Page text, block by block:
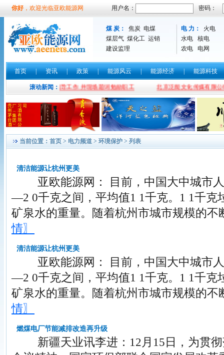
你好，欢迎光临亚欧能源网 用户名： 密码：
煤 炭： 焦炭 电煤
煤层气 煤化工 运销
建设监理
电 力：
火电
水电
核电
农电
电网
首页 | 资讯 | 政策 | 能源风云 | 能源经济 | 能源科技
滚动新闻：
亚欧能源网指导工作 并现场题词勉励职工 北京泛能文化传媒有限公司
当前位置： 首页 > 电力频道 > 环境保护 > 列表
清洁能源让杭州更美
亚欧能源网： 目前，中国大中城市人
—2 0千克之间，平均值1 1千克。1 1千克
矿泉水的重量。随着杭州市城市规模的
情〗
清洁能源让杭州更美
亚欧能源网： 目前，中国大中城市人
—2 0千克之间，平均值1 1千克。1 1千克
矿泉水的重量。随着杭州市城市规模的
情〗
燃煤电厂节能减排改造再升级
新疆天业讯李进：12月15日，为贯彻